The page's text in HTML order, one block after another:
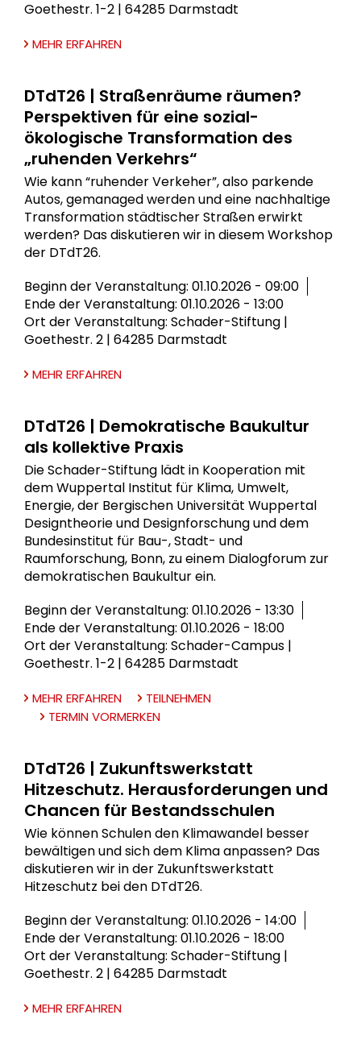
Goethestr. 1-2 | 64285 Darmstadt
MEHR ERFAHREN
DTdT26 | Straßenräume räumen?
Perspektiven für eine sozial-
ökologische Transformation des
„ruhenden Verkehrs“
Wie kann “ruhender Verkeher”, also parkende
Autos, gemanaged werden und eine nachhaltige
Transformation städtischer Straßen erwirkt
werden? Das diskutieren wir in diesem Workshop
der DTdT26.
Beginn der Veranstaltung: 01.10.2026 - 09:00
Ende der Veranstaltung: 01.10.2026 - 13:00
Ort der Veranstaltung: Schader-Stiftung |
Goethestr. 2 | 64285 Darmstadt
MEHR ERFAHREN
DTdT26 | Demokratische Baukultur
als kollektive Praxis
Die Schader-Stiftung lädt in Kooperation mit
dem Wuppertal Institut für Klima, Umwelt,
Energie, der Bergischen Universität Wuppertal
Designtheorie und Designforschung und dem
Bundesinstitut für Bau-, Stadt- und
Raumforschung, Bonn, zu einem Dialogforum zur
demokratischen Baukultur ein.
Beginn der Veranstaltung: 01.10.2026 - 13:30
Ende der Veranstaltung: 01.10.2026 - 18:00
Ort der Veranstaltung: Schader-Campus |
Goethestr. 1-2 | 64285 Darmstadt
MEHR ERFAHREN
TEILNEHMEN
TERMIN VORMERKEN
DTdT26 | Zukunftswerkstatt
Hitzeschutz. Herausforderungen und
Chancen für Bestandsschulen
Wie können Schulen den Klimawandel besser
bewältigen und sich dem Klima anpassen? Das
diskutieren wir in der Zukunftswerkstatt
Hitzeschutz bei den DTdT26.
Beginn der Veranstaltung: 01.10.2026 - 14:00
Ende der Veranstaltung: 01.10.2026 - 18:00
Ort der Veranstaltung: Schader-Stiftung |
Goethestr. 2 | 64285 Darmstadt
MEHR ERFAHREN